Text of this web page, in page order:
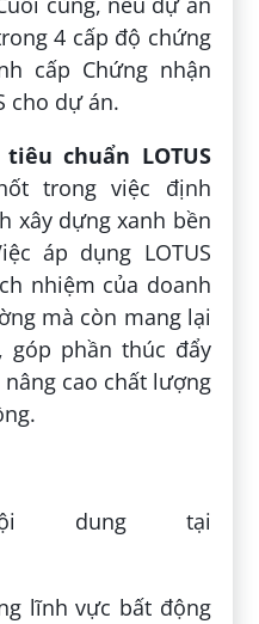
4 cấp độ chứng
cấp Chứng nhận
cho dự án.
tiêu chuẩn LOTUS
trong việc định
xây dựng xanh bền
áp dụng LOTUS
nhiệm của doanh
mà còn mang lại
phần thúc đẩy
cao chất lượng
dung tại
lĩnh vực bất động